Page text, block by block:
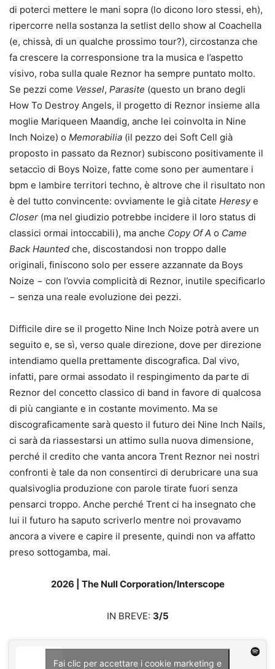
di poterci mettere le mani sopra (lo dicono loro stessi, eh),
ripercorre nella sostanza la setlist dello show al Coachella
(e, chissà, di un qualche prossimo tour?), circostanza che
fa crescere la corresponsione tra la musica e l’aspetto
visivo, roba sulla quale Reznor ha sempre puntato molto.
Se pezzi come Vessel, Parasite (questo un brano degli
How To Destroy Angels, il progetto di Reznor insieme alla
moglie Mariqueen Maandig, anche lei coinvolta in Nine
Inch Noize) o Memorabilia (il pezzo dei Soft Cell già
proposto in passato da Reznor) subiscono positivamente il
setaccio di Boys Noize, fatte come sono per aumentare i
bpm e lambire territori techno, è altrove che il risultato non
è del tutto convincente: ovviamente le già citate Heresye
Closer (ma nel giudizio potrebbe incidere il loro status di
classici ormai intoccabili), ma anche Copy Of A o Came
Back Haunted che, discostandosi non troppo dalle
originali, finiscono solo per essere azzannate da Boys
Noize − con l’ovvia complicità di Reznor, inutile specificarlo
− senza una reale evoluzione dei pezzi.
Difficile dire se il progetto Nine Inch Noize potrà avere un
seguito e, se sì, verso quale direzione, dove per direzione
intendiamo quella prettamente discografica. Dal vivo,
infatti, pare ormai assodato il respingimento da parte di
Reznor del concetto classico di band in favore di qualcosa
di più cangiante e in costante movimento. Ma se
discograficamente sarà questo il futuro dei Nine Inch Nails,
ci sarà da riassestarsi un attimo sulla nuova dimensione,
perché il credito che vanta ancora Trent Reznor nei nostri
confronti è tale da non consentirci di derubricare una sua
qualsivoglia produzione con parole tirate fuori senza
pensarci troppo. Anche perché Trent ci ha insegnato che
lui il futuro ha saputo scriverlo mentre noi provavamo
ancora a vivere e capire il presente, quindi non va affatto
preso sottogamba, mai.
2026 | The Null Corporation/Interscope
IN BREVE: 3/5
Fai clic per accettare i cookie marketing e